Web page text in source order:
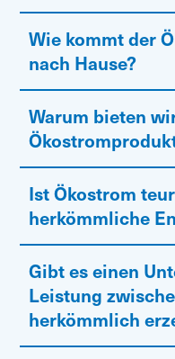
Wie kommt der
nach Hause?
Warum bieten
Ist Ökostrom
herkömmliche
Gibt es einen
Leistung
herkömmlich